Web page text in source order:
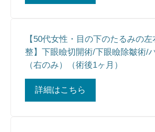
【50代女性・目の下のたるみの
整】下眼瞼切開術/下眼瞼除皺術/
（右のみ）（術後1ヶ月）
詳細はこちら